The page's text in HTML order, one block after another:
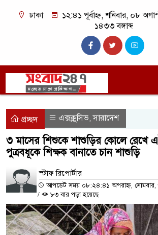
ঢাকা
১২:৪১ পূর্বাহ্ন, শনিবার, ০৮
১৪৩৩ বঙ্গাব্দ
প্রচ্ছদ এক্সক্লুসিভ,সারাদেশ
৩ মাসের শিশুকে শাশুড়ির কোলে রেখে
পুত্রবধূকে শিক্ষক বানাতে চান শাশুড়ি
স্টাফ রিপোর্টার
আপডেট সময় ০৮:২৪:৪১ অপরাহ্ন,
/
৮৩ বার পড়া হয়েছে